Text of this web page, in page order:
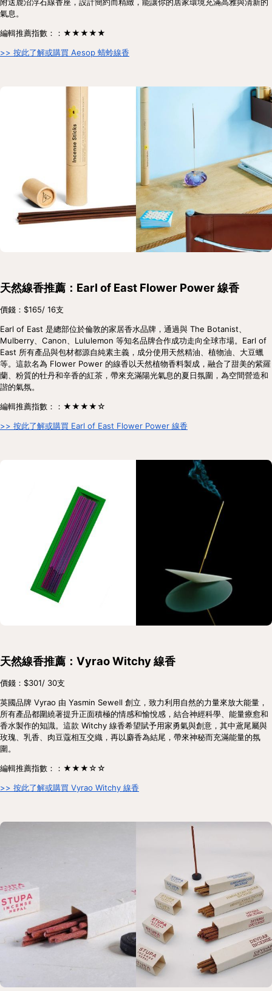
氣息。
編輯推薦指數：：★★★★★
>> 按此了解或購買 Aesop 蜻蛉線香
天然線香推薦：Earl of East Flower Power 線香
價錢：$165/ 16支
Earl of East 是總部位於倫敦的家居香水品牌，通過與 The Botanist、
Mulberry、Canon、Lululemon 等知名品牌合作成功走向全球市場。Earl of
East 所有產品與包材都源自純素主義，成分使用天然精油、植物油、大豆蠟
等。這款名為 Flower Power 的線香以天然植物香料製成，融合了甜美的紫羅
蘭、粉質的牡丹和辛香的紅茶，帶來充滿陽光氣息的夏日氛圍，為空間營造和
諧的氣氛。
編輯推薦指數：：★★★★☆
>> 按此了解或購買 Earl of East Flower Power 線香
天然線香推薦：Vyrao Witchy 線香
價錢：$301/ 30支
英國品牌 Vyrao 由 Yasmin Sewell 創立，致力利用自然的力量來放大能量，
所有產品都圍繞著提升正面積極的情感和愉悅感，結合神經科學、能量療愈和
香水製作的知識。這款 Witchy 線香希望賦予用家勇氣與創意，其中鳶尾屬與
玫瑰、乳香、肉豆蔻相互交織，再以麝香為結尾，帶來神秘而充滿能量的氛
圍。
編輯推薦指數：：★★★☆☆
>> 按此了解或購買 Vyrao Witchy 線香